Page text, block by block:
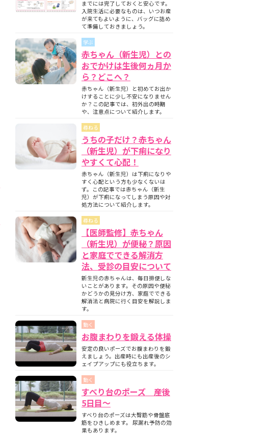
までには完了しておくと安心です。
入院生活に必要なものは、いつお産
が来てもよいように、バッグに詰め
て準備しておきましょう。
学ぶ
赤ちゃん（新生児）との
おでかけは生後何ヵ月か
ら？どこへ？
赤ちゃん（新生児）と初めてお出か
けすることに少し不安になりません
か？この記事では、初外出の時期
や、注意点について紹介します。
尋ねる
うちの子だけ？赤ちゃん
（新生児）が下痢になり
やすくて心配！
赤ちゃん（新生児）は下痢になりや
すく心配という方も少なくないは
ず。この記事では赤ちゃん（新生
児）が下痢になってしまう原因や対
処方法について紹介します。
尋ねる
【医師監修】赤ちゃん
（新生児）が便秘？原因
と家庭でできる解消方
法、受診の目安について
新生児の赤ちゃんは、毎日排便しな
いことがあります。その原因や便秘
かどうかの見分け方、家庭でできる
解消法と病院に行く目安を解説しま
す。
動く
お腹まわりを鍛える体操
安定の良いポーズでお腹まわりを鍛
えましょう。出産時にも出産後のシ
ェイプアップにも役立ちます。
動く
すべり台のポーズ 産後
5日目〜
すべり台のポーズは大臀筋や骨盤底
筋をひきしめます。 尿漏れ予防の効
果もあります。